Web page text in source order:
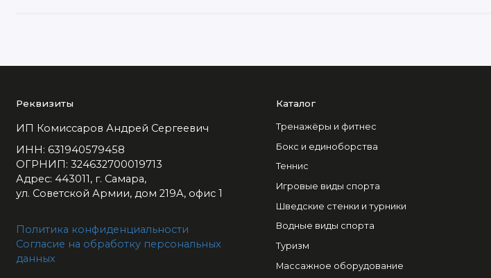
Реквизиты
ИП Комиссаров Андрей Сергеевич
ИНН: 631940579458
ОГРНИП: 324632700019713
Адрес: 443011, г. Самара,
ул. Советской Армии, дом 219А, офис 1
Политика конфиденциальности
Согласие на обработку персональных
данных
Каталог
Тренажёры и фитнес
Бокс и единоборства
Теннис
Игровые виды спорта
Шведские стенки и турники
Водные виды спорта
Туризм
Массажное оборудование